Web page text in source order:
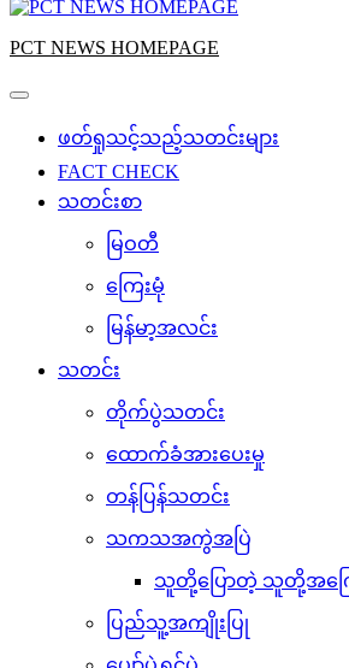
PCT NEWS HOMEPAGE
ဖတ်ရှုသင့်သည့်သတင်းများ
FACT CHECK
သတင်းစာ
မြဝတီ
ကြေးမုံ
မြန်မာ့အလင်း
သတင်း
တိုက်ပွဲသတင်း
ထောက်ခံအားပေးမှု
တန်ပြန်သတင်း
သကသအကွဲအပြဲ
သူတို့ပြောတဲ့ သူတို့အကြ
ပြည်သူ့အကျိုးပြု